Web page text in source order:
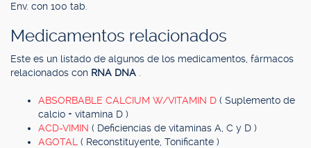
Env. con 100 tab.
Medicamentos relacionados
Este es un listado de algunos de los medicamentos, fármacos
relacionados con RNA DNA
ABSORBABLE CALCIUM W/VITAMIN D ( Suplemento de
calcio + vitamina D )
ACD-VIMIN ( Deficiencias de vitaminas A, C y D )
AGOTAL ( Reconstituyente, Tonificante )